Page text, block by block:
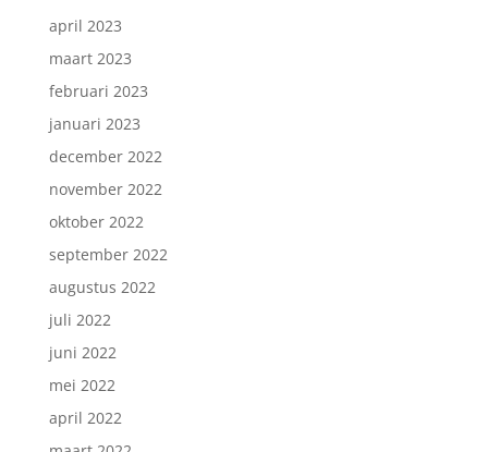
april 2023
maart 2023
februari 2023
januari 2023
december 2022
november 2022
oktober 2022
september 2022
augustus 2022
juli 2022
juni 2022
mei 2022
april 2022